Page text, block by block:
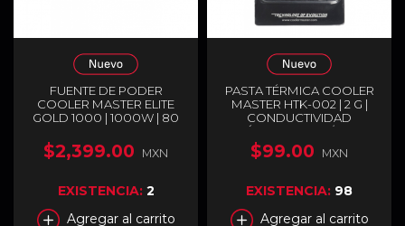
FUENTE DE PODER
COOLER MASTER ELITE
GOLD 1000 | 1000W | 80
MODULAR | COMPATIBLE
CON ATX 3.1 Y PCIE 5.1 |
AFAG-BUS
$2,399.00 MXN
EXISTENCIA: 2
Agregar al carrito
PASTA TÉRMICA COOLER
MASTER HTK-002 | 2 G |
CONDUCTIVIDAD
TÉRMICA 0.8 W/MK |
DIELÉCTRICA NO
CONDUCTORA | PARA
HASTA 177°C | BLANCA |
HTK-002-U1
$99.00 MXN
EXISTENCIA: 98
Agregar al carrito